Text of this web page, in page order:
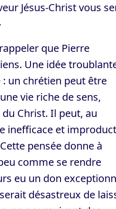
Jésus-Christ vous
que Pierre
Une idée
: un chrétien peut être
vie riche de sens,
Christ. Il peut, au
inefficace et
pensée donne à
comme se rendre
eu un don
désastreux de